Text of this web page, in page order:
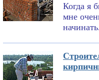
Когда я
мне